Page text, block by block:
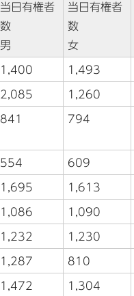
当日有権者
数
男
当日有権者
数
女
1,400 1,493
2,085 1,260
841 794
554 609
1,695 1,613
1,086 1,090
1,232 1,230
1,287 810
1,472 1,304